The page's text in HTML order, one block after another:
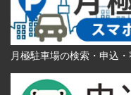
月極駐車場の検索・申込